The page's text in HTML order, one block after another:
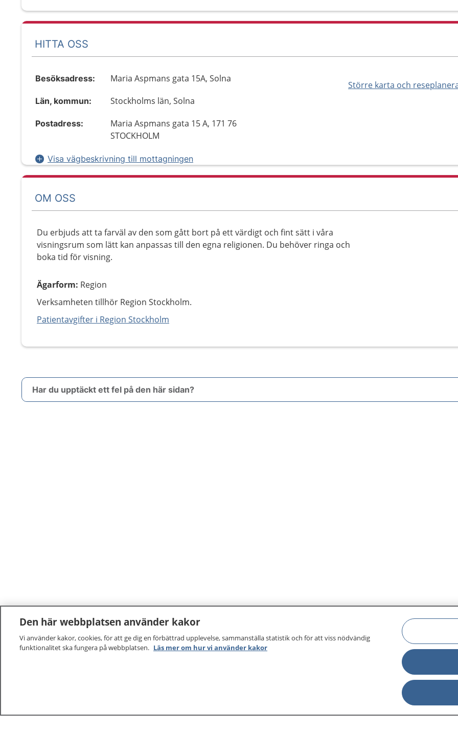
HITTA OSS
Större karta och
Besöksadress: Maria Aspmans gata 15A, Solna
Län, kommun: Stockholms län, Solna
Postadress:
Maria Aspmans gata 15 A, 171 76
STOCKHOLM
Visa vägbeskrivning till mottagningen
OM OSS
Du erbjuds att ta farväl av den som gått bort på ett värdigt och fint sätt i våra
visningsrum som lätt kan anpassas till den egna religionen. Du behöver ringa och
boka tid för visning.
Ägarform: Region
Verksamheten tillhör Region Stockholm.
Patientavgifter i Region Stockholm
Har du upptäckt ett fel på den här sidan?
Den här webbplatsen använder kakor
Vi använder kakor, cookies, för att ge dig en förbättrad upplevelse, sammanställa statistik och för att viss nödvändig
funktionalitet ska fungera på webbplatsen. Läs mer om hur vi använder kakor